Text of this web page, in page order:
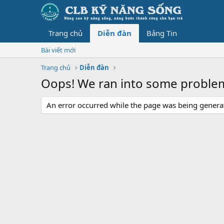
Trang chủ Diễn đàn Bảng Tin
Bài viết mới
Trang chủ
Diễn đàn
Oops! We ran into some
An error occurred while the page was being